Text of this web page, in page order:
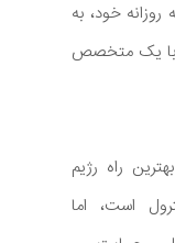
خود، به
با یک متخصص
راه رژیم
است، اما